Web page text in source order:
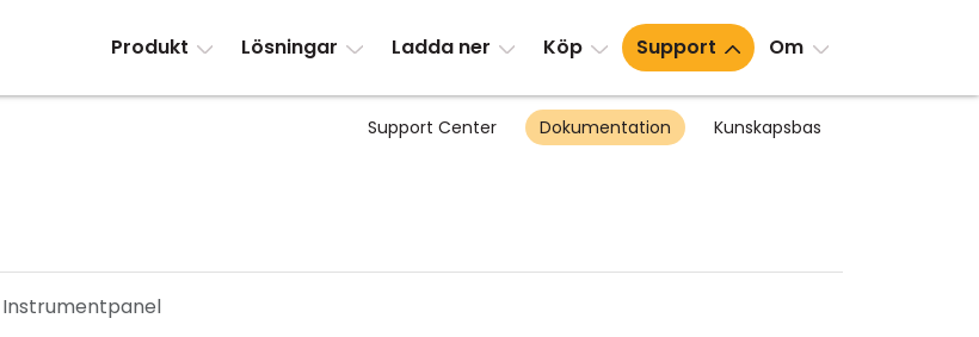
Produkt Lösningar Ladda ner Köp Support Om
Support Center Dokumentation Kunskapsbas
Instrumentpanel